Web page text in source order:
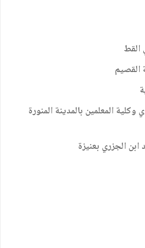
القط
القصيم
المعلمين بالمدينة المنورة
ابن الجزري بعنيزة